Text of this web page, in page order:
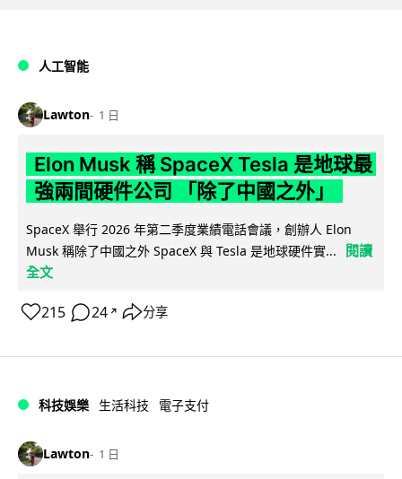
人工智能
Lawton 1 日
Elon Musk 稱 SpaceX Tesla 是地球最
強兩間硬件公司 「除了中國之外」
SpaceX 舉行 2026 年第二季度業績電話會議，創辦人 Elon
Musk 稱除了中國之外 SpaceX 與 Tesla 是地球硬件實...
閱讀
全文
215 24 ↗ 分享
科技娛樂 生活科技 電子支付
Lawton 1 日